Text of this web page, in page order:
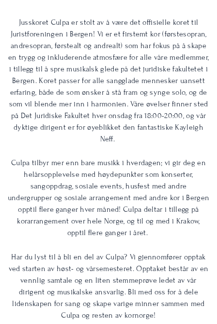
Jusskoret Culpa er stolt av å være det offisielle koret til
Juristforeningen i Bergen! Vi er et firstemt kor (førstesopran,
andresopran, førstealt og andrealt) som har fokus på å skape
en trygg og inkluderende atmosfære for alle våre medlemmer,
i tillegg til å spre musikalsk glede på det juridiske fakultetet i
Bergen. Koret passer for alle sangglade mennesker uansett
erfaring, både de som ønsker å stå fram og synge solo, og de
som vil blende mer inn i harmonien. Våre øvelser finner sted
på Det Juridiske Fakultet hver onsdag fra 18:00-20:00, og vår
dyktige dirigent er for øyeblikket den fantastiske Kayleigh
Neff.
Culpa tilbyr mer enn bare musikk i hverdagen; vi gir deg en
helårsopplevelse med høydepunkter som konserter,
sangoppdrag, sosiale events, husfest med andre
undergrupper og sosiale arrangement med andre kor i Bergen
opptil flere ganger hver måned! Culpa deltar i tillegg på
korarrangement over hele Norge, og til og med i Krakow,
opptil flere ganger i året.
Har du lyst til å bli en del av Culpa? Vi gjennomfører opptak
ved starten av høst- og vårsemesteret. Opptaket består av en
vennlig samtale og en liten stemmeprøve ledet av vår
dirigent og musikalske ansvarlig. Bli med oss for å dele
lidenskapen for sang og skape varige minner sammen med
Culpa og resten av kornorge!